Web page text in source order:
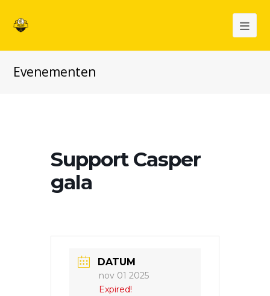
Evenementen
Support Casper
gala
DATUM
nov 01 2025
Expired!